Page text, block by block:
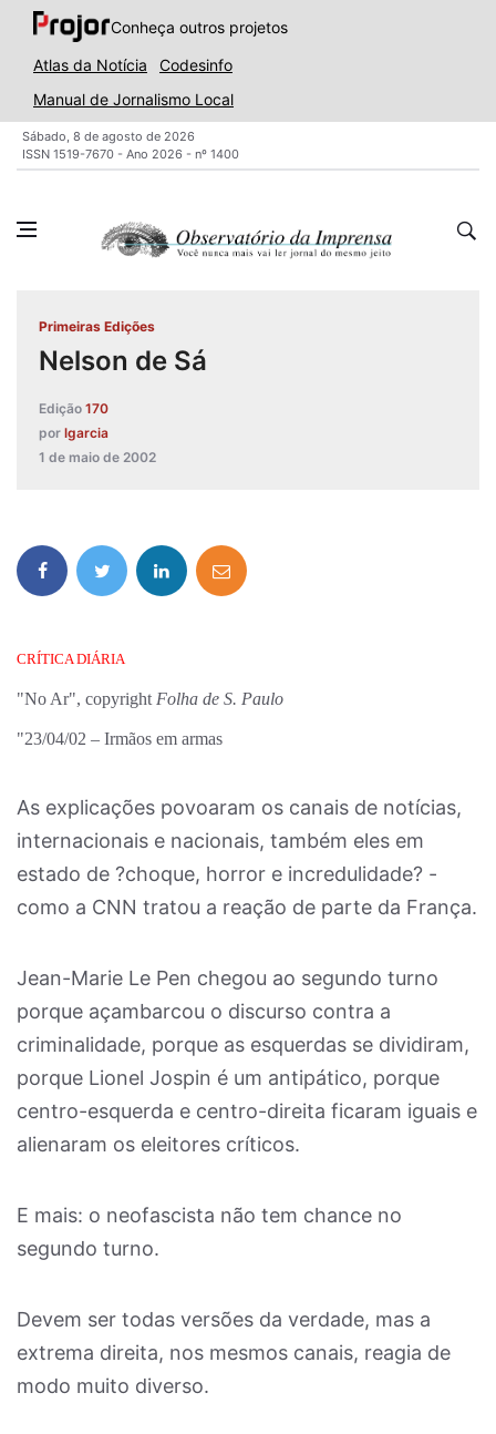
Conheça outros projetos
Atlas da Notícia
Codesinfo
Manual de Jornalismo Local
Sábado, 8 de agosto de 2026
ISSN 1519-7670 - Ano 2026 - nº 1400
Primeiras Edições
Nelson de Sá
Edição 170
por lgarcia
1 de maio de 2002
CRÍTICA DIÁRIA
"No Ar", copyright Folha de S. Paulo
"23/04/02 – Irmãos em armas
As explicações povoaram os canais de notícias,
internacionais e nacionais, também eles em
estado de ?choque, horror e incredulidade? -
como a CNN tratou a reação de parte da França.
Jean-Marie Le Pen chegou ao segundo turno
porque açambarcou o discurso contra a
criminalidade, porque as esquerdas se dividiram,
porque Lionel Jospin é um antipático, porque
centro-esquerda e centro-direita ficaram iguais e
alienaram os eleitores críticos.
E mais: o neofascista não tem chance no
segundo turno.
Devem ser todas versões da verdade, mas a
extrema direita, nos mesmos canais, reagia de
modo muito diverso.